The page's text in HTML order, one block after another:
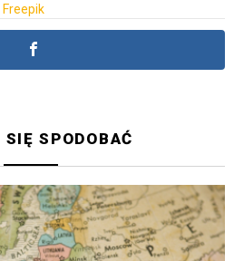
Freepik
SPODOBAĆ